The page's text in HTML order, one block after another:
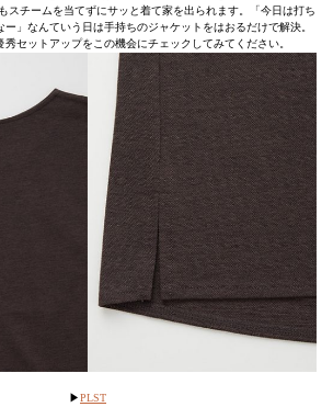
スチームを当てずにサッと着て家を出られます。「今日は打ち
」なんていう日は手持ちのジャケットをはおるだけで解決。
秀セットアップをこの機会にチェックしてみてください。
▶︎PLST